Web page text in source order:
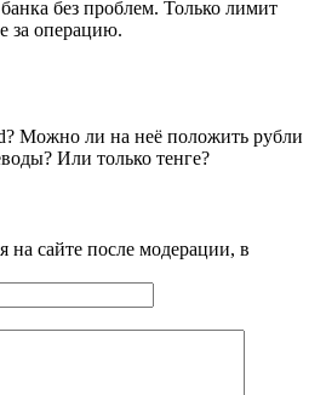
без проблем. Только лимит
за операцию.
Можно ли на неё положить рубли
Или только тенге?
на сайте после модерации, в